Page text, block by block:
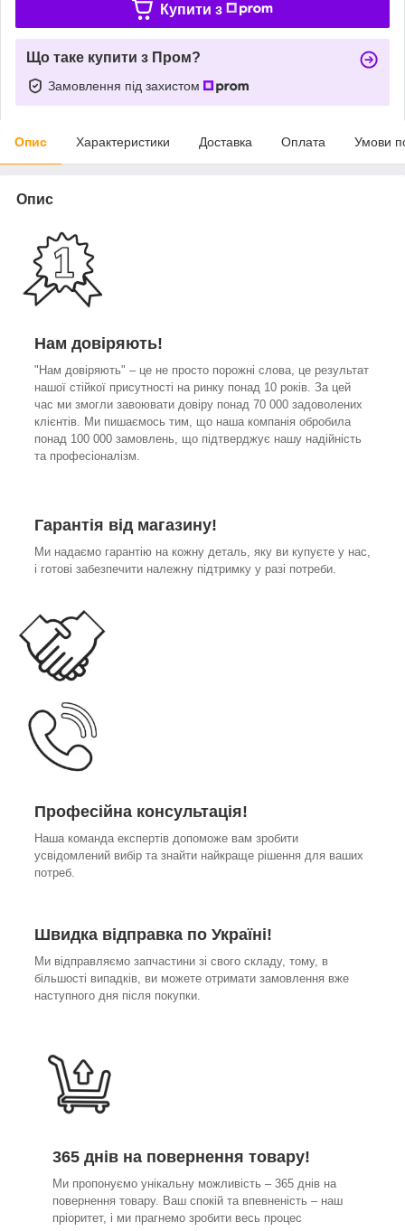
Купити з
Що таке купити з Пром?
Замовлення під захистом
Опис Характеристики Доставка Оплата Умови
Опис
Нам довіряють!
"Нам довіряють" – це не просто порожні слова, це результат
нашої стійкої присутності на ринку понад 10 років. За цей
час ми змогли завоювати довіру понад 70 000 задоволених
клієнтів. Ми пишаємось тим, що наша компанія обробила
понад 100 000 замовлень, що підтверджує нашу надійність
та професіоналізм.
Гарантія від магазину!
Ми надаємо гарантію на кожну деталь, яку ви купуєте у нас,
і готові забезпечити належну підтримку у разі потреби.
Професійна консультація!
Наша команда експертів допоможе вам зробити
усвідомлений вибір та знайти найкраще рішення для ваших
потреб.
Швидка відправка по Україні!
Ми відправляємо запчастини зі свого складу, тому, в
більшості випадків, ви можете отримати замовлення вже
наступного дня після покупки.
365 днів на повернення товару!
Ми пропонуємо унікальну можливість – 365 днів на
повернення товару. Ваш спокій та впевненість – наш
пріоритет, і ми прагнемо зробити весь процес